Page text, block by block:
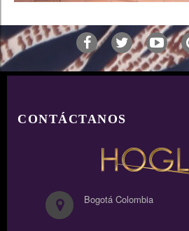
CONTÁCTANOS
Bogotá Colombia